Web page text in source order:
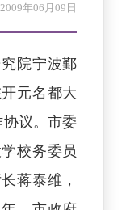
年06月09日
院宁波鄞
元名都大
议。市委
校务委员
蒋泰维，